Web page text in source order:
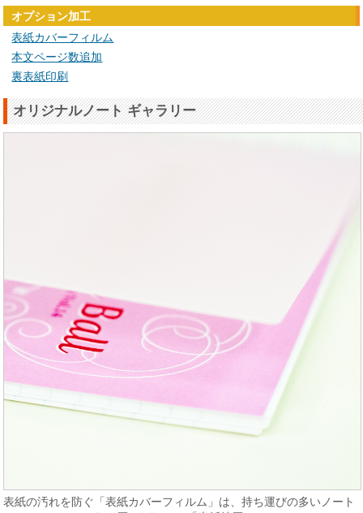
オプション加工
表紙カバーフィルム
本文ページ数追加
裏表紙印刷
オリジナルノート ギャラリー
表紙の汚れを防ぐ「表紙カバーフィルム」は、持ち運びの多いノート